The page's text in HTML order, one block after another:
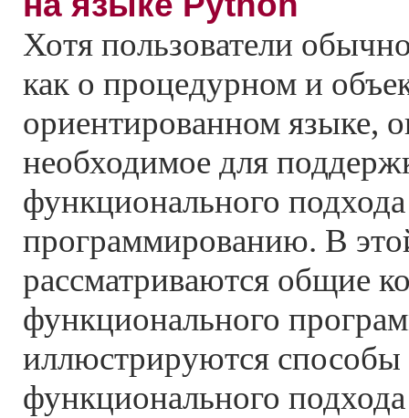
Хотя пользователи
как о процедурном и
ориентированном языке,
необходимое для
функционального
программированию. В
рассматриваются общие
функционального
иллюстрируются способы
функционального